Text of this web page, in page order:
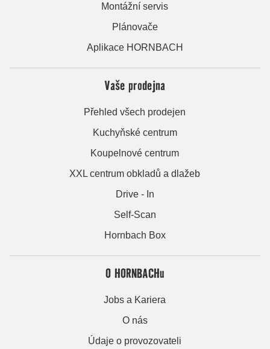
Montážní servis
Plánovače
Aplikace HORNBACH
Vaše prodejna
Přehled všech prodejen
Kuchyňské centrum
Koupelnové centrum
XXL centrum obkladů a dlažeb
Drive - In
Self-Scan
Hornbach Box
O HORNBACHu
Jobs a Kariera
O nás
Údaje o provozovateli